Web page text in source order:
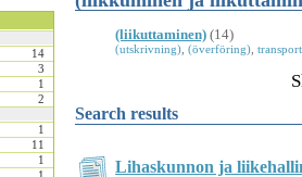
14
3
1
2
1
11
1
1
(liikuttaminen) (14)
(utskrivning) (överföring) transport
Search results
Lihaskunnon ja